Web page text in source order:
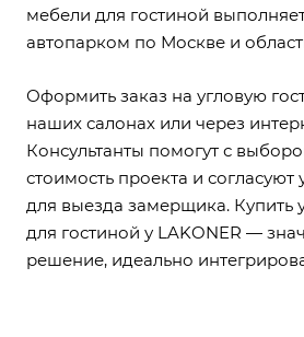
мебели для гостиной
автопарком по Москве и
Оформить заказ на угловую
наших салонах или через
Консультанты помогут с
стоимость проекта и
для выезда замерщика. Купить
для гостиной у LAKONER —
решение, идеально